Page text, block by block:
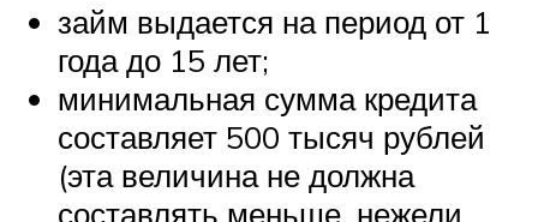
займ выдается на период от 1
года до 15 лет;
минимальная сумма кредита
составляет 500 тысяч рублей
(эта величина не должна
составлять меньше, нежели